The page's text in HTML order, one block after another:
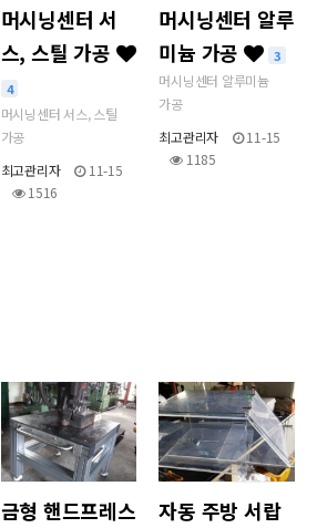
머시닝센터 서
스, 스틸 가공
4
머시닝센터 서스, 스틸
가공
최고관리자
11-15
1516
머시닝센터 알루
미늄 가공
3
머시닝센터 알루미늄
가공
최고관리자
11-15
1185
금형 핸드프레스
자동 주방 서랍